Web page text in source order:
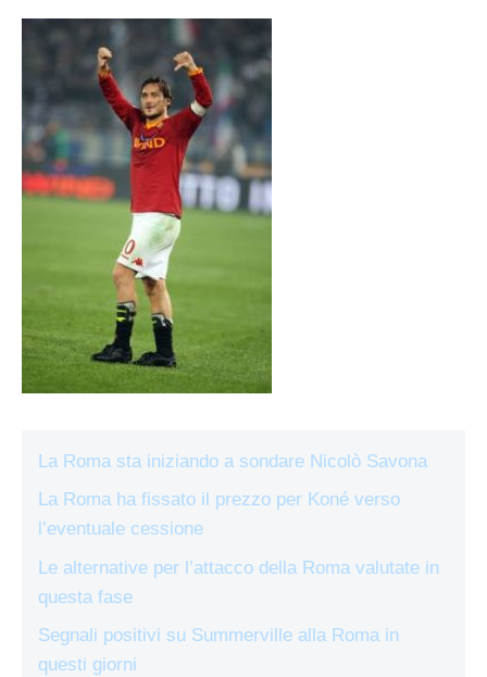
La Roma sta iniziando a sondare Nicolò Savona
La Roma ha fissato il prezzo per Koné verso
l’eventuale cessione
Le alternative per l’attacco della Roma valutate in
questa fase
Segnali positivi su Summerville alla Roma in
questi giorni